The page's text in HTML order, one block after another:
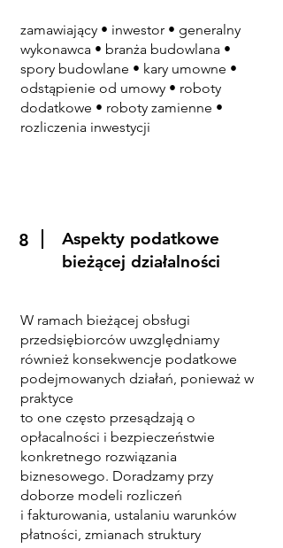
zamawiający • inwestor • generalny
wykonawca • branża budowlana •
spory budowlane • kary umowne •
odstąpienie od umowy • roboty
dodatkowe • roboty zamienne •
rozliczenia inwestycji
8
Aspekty podatkowe
bieżącej działalności
W ramach bieżącej obsługi
przedsiębiorców uwzględniamy
również konsekwencje podatkowe
podejmowanych działań, ponieważ w
praktyce
to one często przesądzają o
opłacalności i bezpieczeństwie
konkretnego rozwiązania
biznesowego. Doradzamy przy
doborze modeli rozliczeń
i fakturowania, ustalaniu warunków
płatności, zmianach struktury